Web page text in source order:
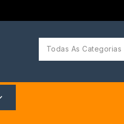
Todas As Categorias